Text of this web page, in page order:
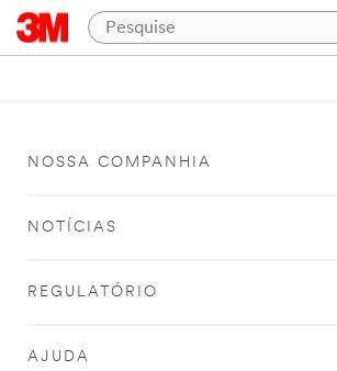
NOSSA COMPANHIA
NOTÍCIAS
REGULATÓRIO
AJUDA